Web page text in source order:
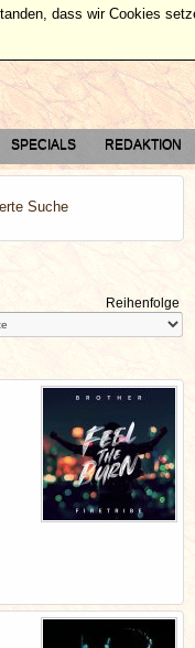
SPECIALS REDAKTION
Suche
Reihenfolge
dass wir Cookies